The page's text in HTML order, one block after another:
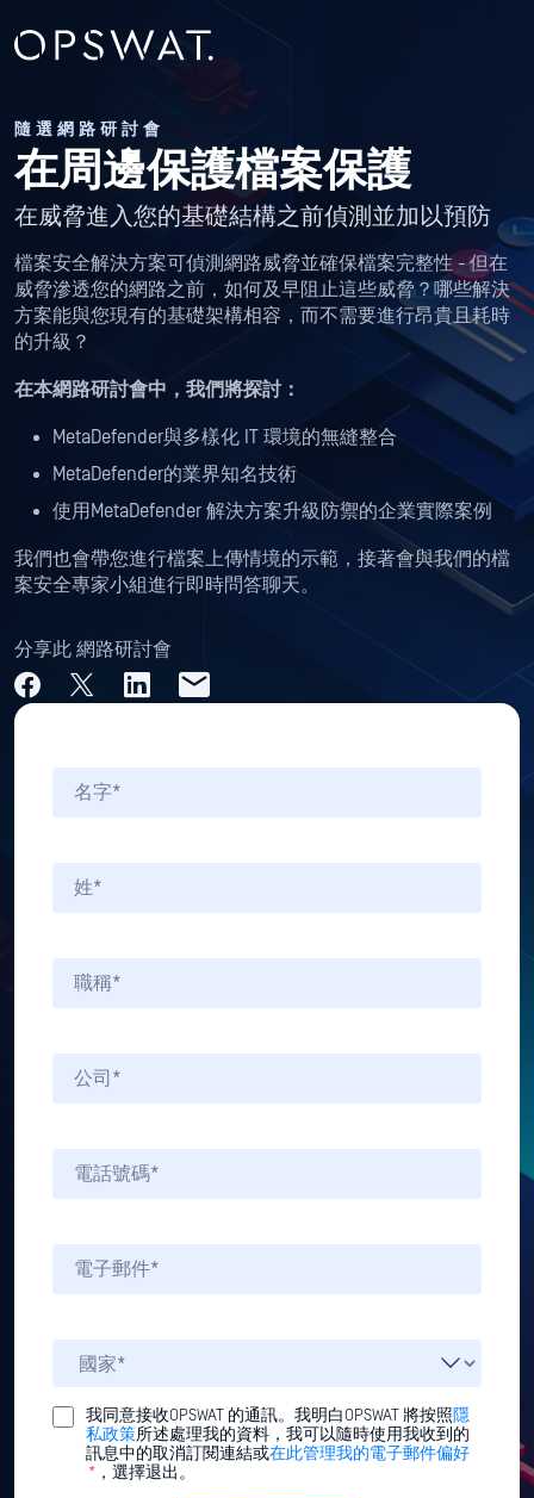
隨選網路研討會
在周邊保護檔案保護
在威脅進入您的基礎結構之前偵測並加以預防
檔案安全解決方案可偵測網路威脅並確保檔案完整性 - 但在
威脅滲透您的網路之前，如何及早阻止這些威脅？哪些解決
方案能與您現有的基礎架構相容，而不需要進行昂貴且耗時
的升級？
在本網路研討會中，我們將探討：
MetaDefender與多樣化 IT 環境的無縫整合
MetaDefender的業界知名技術
使用MetaDefender 解決方案升級防禦的企業實際案例
我們也會帶您進行檔案上傳情境的示範，接著會與我們的檔
案安全專家小組進行即時問答聊天。
分享此 網路研討會
我同意接收OPSWAT 的通訊。我明白OPSWAT 將按照隱
私政策所述處理我的資料，我可以隨時使用我收到的
訊息中的取消訂閱連結或在此管理我的電子郵件偏好
* ，選擇退出。